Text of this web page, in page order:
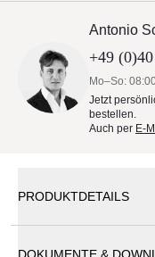
Antonio
+49
Mo–So:
Jetzt
bestellen.
Auch per E-
PRODUKTDETAILS
DOKUMENTE &